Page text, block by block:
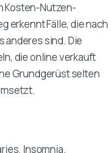
Kosten-Nutzen-
erkennt Fälle, die nach
anderes sind. Die
die online verkauft
Grundgerüst selten
Insomnia.